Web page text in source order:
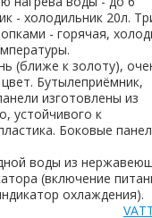
- холодильник 20л.
- горячая,
(ближе к золоту),
Бутылеприёмник,
изготовлены из
устойчивого к
Боковые
воды из
(включение
охлаждения).